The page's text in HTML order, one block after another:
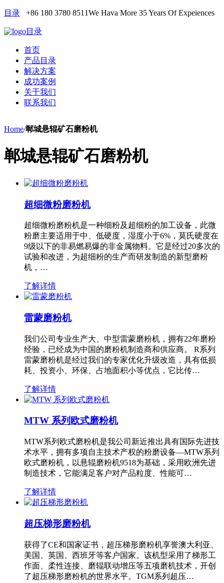
目录 +86 180 3780 8511We Hava More 35 Years Of Expeiences
目录
首页
产品目录
解决方案
成功案例
关于我们
联系我们
Home/郸城悬辊矿石磨粉机
郸城悬辊矿石磨粉机
超细微粉磨粉机
超细微粉磨粉机是一种细粉及超细粉的加工设备，此微
粉磨主要适用于中、低硬度，湿度小于6%，莫氏硬度在
9级以下的非易燃易爆的非金属物料。它是经过20多次的
试验和改进，为超细粉的生产而研发制造的新型磨粉
机，…
了解详情
雷蒙磨粉机
我们公司专业生产大、中型雷蒙磨粉机，拥有22年磨粉
经验，已经成为中国的磨粉机制造商和供应商。 R系列
雷蒙磨粉机是经过我们的专家优化升级改造，具有低损
耗、投资小、环保、占地面积小等优点，它比传…
了解详情
MTW 系列欧式磨粉机
MTW系列欧式磨粉机是我公司新近推出具有国际先进技
术水平，拥有多项自主技术产权的粉磨设备—MTW系列
欧式磨粉机，以悬辊磨粉机9518为基础，采用欧洲先进
制造技术，它能满足客户对产品粒度、性能可…
了解详情
超压梯形磨粉机
获得了CE和国家证书，超压梯形磨粉机享誉澳大利亚、
美国、英国、西班牙等客户国家。该机型采用了梯形工
作面、柔性连接、磨辊联动增压等五项磨机技术，开创
了超压梯形磨粉机的世界水平。TGM系列超压…